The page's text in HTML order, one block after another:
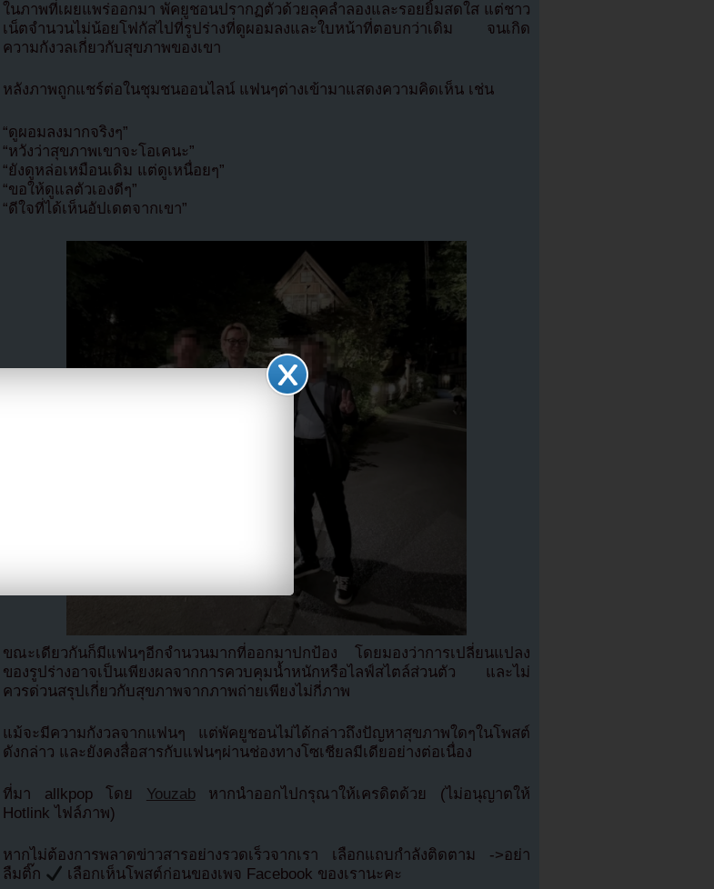
ในภาพที่เผยแพร่ออกมา พัคยูชอนปรากฏตัวด้วยลุคลำลองและรอยยิ้มสดใส แต่ชาว
เน็ตจำนวนไม่น้อยโฟกัสไปที่รูปร่างที่ดูผอมลงและใบหน้าที่ตอบกว่าเดิม จนเกิด
ความกังวลเกี่ยวกับสุขภาพของเขา
หลังภาพถูกแชร์ต่อในชุมชนออนไลน์ แฟนๆต่างเข้ามาแสดงความคิดเห็น เช่น
“ดูผอมลงมากจริงๆ”
“หวังว่าสุขภาพเขาจะโอเคนะ”
“ยังดูหล่อเหมือนเดิม แต่ดูเหนื่อยๆ”
“ขอให้ดูแลตัวเองดีๆ”
“ดีใจที่ได้เห็นอัปเดตจากเขา”
ขณะเดียวกันก็มีแฟนๆอีกจำนวนมากที่ออกมาปกป้อง โดยมองว่าการเปลี่ยนแปลง
ของรูปร่างอาจเป็นเพียงผลจากการควบคุมน้ำหนักหรือไลฟ์สไตล์ส่วนตัว และไม่
ควรด่วนสรุปเกี่ยวกับสุขภาพจากภาพถ่ายเพียงไม่กี่ภาพ
แม้จะมีความกังวลจากแฟนๆ แต่พัคยูชอนไม่ได้กล่าวถึงปัญหาสุขภาพใดๆในโพสต์
ดังกล่าว และยังคงสื่อสารกับแฟนๆผ่านช่องทางโซเชียลมีเดียอย่างต่อเนื่อง
ที่มา allkpop โดย Youzabหากนำออกไปกรุณาให้เครดิตด้วย (ไม่อนุญาตให้
Hotlink ไฟล์ภาพ)
หากไม่ต้องการพลาดข่าวสารอย่างรวดเร็วจากเรา เลือกแถบกำลังติดตาม ->อย่า
ลืมติ๊ก
เลือกเห็นโพสต์ก่อนของเพจ Facebook ของเรานะคะ